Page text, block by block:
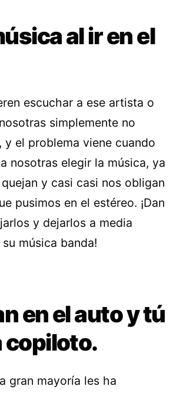
al ir en el
escuchar a ese artista o
simplemente no
y el problema viene cuando
nosotras elegir la música, ya
y casi casi nos obligan
pusimos en el estéreo. ¡Dan
y dejarlos a media
música banda!
en el auto y tú
copiloto.
gran mayoría les ha